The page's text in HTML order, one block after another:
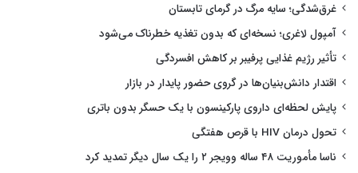
غرق‌شدگی؛ سایه مرگ در گرمای تابستان
آمپول لاغری؛ نسخه‌ای که بدون تغذیه خطرناک می‌شود
تأثیر رژیم غذایی پرفیبر بر کاهش افسردگی
اقتدار دانش‌بنیان‌ها در گروی حضور پایدار در بازار
پایش لحظه‌ای داروی پارکینسون با یک حسگر بدون باتری
تحول درمان HIV با قرص هفتگی
ناسا مأموریت ۴۸ ساله وویجر ۲ را یک سال دیگر تمدید کرد